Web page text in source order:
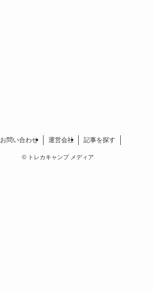
お問い合わせ 運営会社 記事を探す
©トレカキャンプ メディア